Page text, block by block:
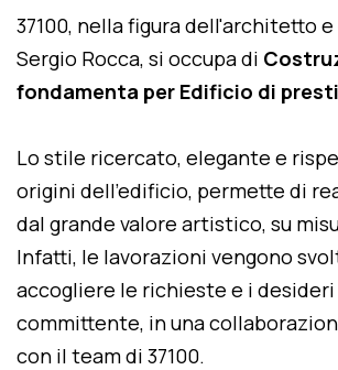
37100, nella figura dell'architetto
Sergio Rocca, si occupa di
fondamenta per Edificio di
Lo stile ricercato, elegante e
origini dell'edificio, permette di
dal grande valore artistico, su
Infatti, le lavorazioni vengono
accogliere le richieste e i
committente, in una
con il team di 37100.